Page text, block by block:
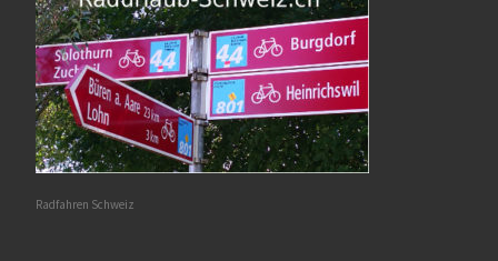
Radfahren Schweiz